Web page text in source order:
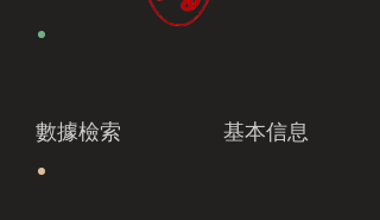
數據檢索 基本信息